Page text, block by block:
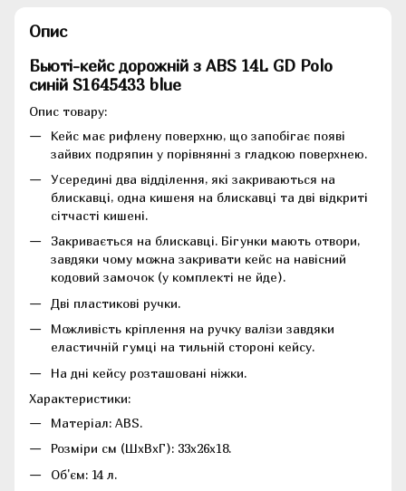
Опис
Бьюті-кейс дорожній з ABS 14L GD Polo
синій S1645433 blue
Опис товару:
Кейс має рифлену поверхню, що запобігає появі
зайвих подряпин у порівнянні з гладкою поверхнею.
Усередині два відділення, які закриваються на
блискавці, одна кишеня на блискавці та дві відкриті
сітчасті кишені.
Закривається на блискавці. Бігунки мають отвори,
завдяки чому можна закривати кейс на навісний
кодовий замочок (у комплекті не йде).
Дві пластикові ручки.
Можливість кріплення на ручку валізи завдяки
еластичній гумці на тильній стороні кейсу.
На дні кейсу розташовані ніжки.
Характеристики:
Матеріал: ABS.
Розміри см (ШхВхГ): 33x26x18.
Об'єм: 14 л.